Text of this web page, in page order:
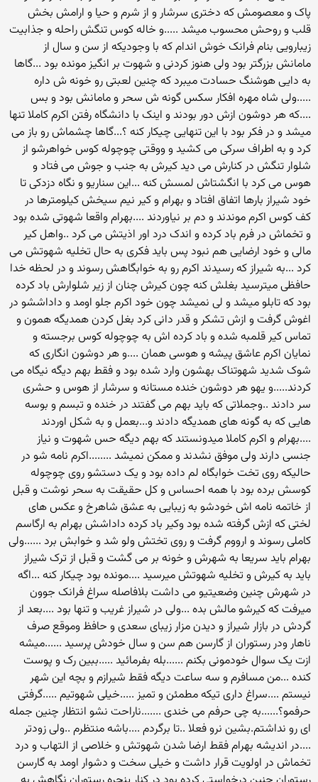
پاک و معصومش که دختری سرشار و از شرم و حیا و ارامش بخش
قلب و روحش محسوب میشد .....و خاله کوس تنگش راحله و جذابیت
زیبارویی بنام فرانک خوش اندام که با وجودیکه از سن و سال از
مامانش بزرگتر بود ولی هنوز کردنی و شهوت بر انگیز مونده بود ...گاها
به دایی هوشنگ حسادت میبرد که چنین لعبتی رو خونه ش داره
.....ولی شاه مهره افکار سکس گونه ش سحر و مامانش بود و بس
....که هر دوشون ازش دور بودند و اینک با دانشگاه رفتن اکرم کاملا تنها
میشد و در فکر بود با این تنهایی چیکار کنه ؟...گاها چشماش رو باز می
کرد و به اطراف سرکی می کشید و ووقتی چوچوله کوس خواهرشو از
شلوار تنگش در کنارش می دید کیرش به جنب و جوش می فتاد و
هوس می کرد با انگشتاش لمسش کنه ...این سناریو و نگاه دزدکی تا
خود شیراز بارها اتفاق افتاد و بهرام و کیر نیم سیخش کیلومترها در
کف کوس اکرم موندند و دم بر نیاوردند ....بهرام واقعا شهوتی شده بود
و تخماش در فرم باد کرده و اندک درد اور اذیتش می کرد ..واهل کیر
مالی و خود ارضایی هم نبود پس باید فکری به حال تخلیه شهوتش می
کرد ...به شیراز که رسیدند اکرم رو به خوابگاهش رسوند و در لحظه خدا
حافظی میترسید بغلش کنه چون کیرش چنان از زیر شلوارش باد کرده
بود که تابلو میشد و لی نمیشد چون خود اکرم جلو اومد و داداششو در
اغوش گرفت و ازش تشکر و قدر دانی کرد بغل کردن همدیگه همون و
تماس کیر قلمبه شده و باد کرده اش به چوچوله کوس برجسته و
نمایان اکرم عاشق پیشه و هوسی همان ....و هر دوشون انگاری که
شوک شدید شهوتناک بهشون وارد شده بود و فقط بهم دیگه نیگاه می
کردند.....و یهو هر دوشون خنده مستانه و سرشار از هوس و حشری
سر دادند ..وجملاتی که باید بهم می گفتند در خنده و تبسم و بوسه
هایی که به گونه های همدیگه دادند و...بعمل و به شکل اوردند
....بهرام و اکرم کاملا میدونستند که بهم دیگه حس شهوت و نیاز
جنسی دارند ولی موفق نشدند و ممکن نمیشد ........اکرم نامه شو در
حالیکه روی تخت خوابگاه لم داده بود و یک دستشو روی چوچوله
کوسش برده بود با همه احساس و کل حقیقت به سحر نوشت و قبل
از خاتمه نامه اش خودشو به زیبایی به عشق شاهرخ و عکس های
لختی که ازش گرفته شده بود وکیر باد کرده داداشش بهرام به ارگاسم
کاملی رسوند و ارووم گرفت و روی تختش ولو شد و خوابش برد ......ولی
بهرام باید سریعا به شهرش و خونه بر می گشت و قبل از ترک شیراز
باید به کیرش و تخلیه شهوتش میرسید ....مونده بود چیکار کنه ...اگه
در شهرش چنین وضعیتیو می داشت بلافاصله سراغ فرانک جوون
میرفت که کیرشو مالش بده ...ولی در شیراز غریب و تنها بود ....بعد از
گردش در بازار شیراز و دیدن مزار زیبای سعدی و حافظ وموقع صرف
ناهار ودر رستوران از گارسن هم سن و سال خودش پرسید ......میشه
ازت یک سوال خودمونی بکنم ......بله بفرمائید .....ببین رک و پوست
کنده ...من مسافرم و سه ساعت دیگه فقط شیرازم و بچه این شهر
نیستم ....سراغ داری تیکه مطمئن و تمیز .....خیلی شهوتیم .....گرفتی
حرفمو؟......به چی حرفم می خندی .......ناراحت نشو انتظار چنین جمله
ای رو نداشتم.بشین نرو فعلا ..تا برگردم ....باشه منتظرم ..ولی زودتر
....در اندیشه بهرام فقط ارضا شدن شهوتش و خلاصی از التهاب و درد
تخماش در اولویت قرار داشت و خیلی سخت و دشوار اومد به گارسن